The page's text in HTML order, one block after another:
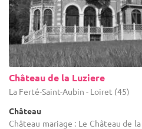
Château de la Luziere
La Ferté-Saint-Aubin - Loiret (45)
Château
Château mariage : Le Château de